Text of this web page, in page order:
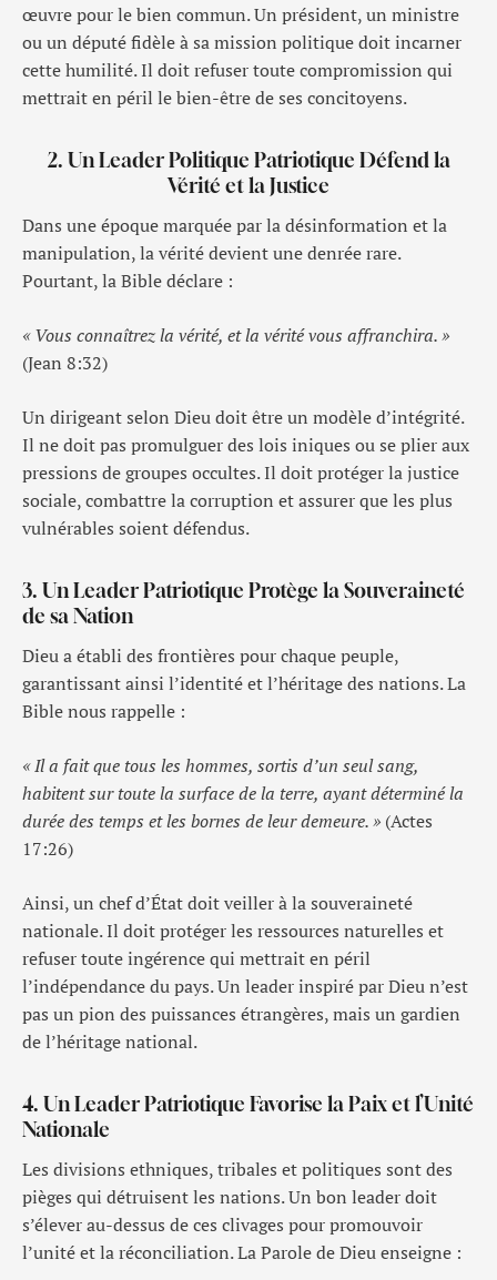
œuvre pour le bien commun. Un président, un ministre
ou un député fidèle à sa mission politique doit incarner
cette humilité. Il doit refuser toute compromission qui
mettrait en péril le bien-être de ses concitoyens.
2. Un Leader Politique Patriotique Défend la
Vérité et la Justice
Dans une époque marquée par la désinformation et la
manipulation, la vérité devient une denrée rare.
Pourtant, la Bible déclare :
« Vous connaîtrez la vérité, et la vérité vous affranchira. »
(Jean 8:32)
Un dirigeant selon Dieu doit être un modèle d’intégrité.
Il ne doit pas promulguer des lois iniques ou se plier aux
pressions de groupes occultes. Il doit protéger la justice
sociale, combattre la corruption et assurer que les plus
vulnérables soient défendus.
3. Un Leader Patriotique Protège la Souveraineté
de sa Nation
Dieu a établi des frontières pour chaque peuple,
garantissant ainsi l’identité et l’héritage des nations. La
Bible nous rappelle :
« Il a fait que tous les hommes, sortis d’un seul sang,
habitent sur toute la surface de la terre, ayant déterminé la
durée des temps et les bornes de leur demeure. » (Actes
17:26)
Ainsi, un chef d’État doit veiller à la souveraineté
nationale. Il doit protéger les ressources naturelles et
refuser toute ingérence qui mettrait en péril
l’indépendance du pays. Un leader inspiré par Dieu n’est
pas un pion des puissances étrangères, mais un gardien
de l’héritage national.
4. Un Leader Patriotique Favorise la Paix et l’Unité
Nationale
Les divisions ethniques, tribales et politiques sont des
pièges qui détruisent les nations. Un bon leader doit
s’élever au-dessus de ces clivages pour promouvoir
l’unité et la réconciliation. La Parole de Dieu enseigne :